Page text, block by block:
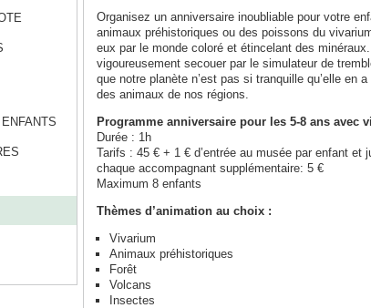
Organisez un anniversaire inoubliable pour votre
animaux préhistoriques ou des poissons du
eux par le monde coloré et étincelant des
vigoureusement secouer par le simulateur de
que notre planète n’est pas si tranquille qu’elle en
des animaux de nos régions.
Programme anniversaire pour les 5-8 ans avec
Durée : 1h
Tarifs : 45 € + 1 € d’entrée au musée par enfant et
chaque accompagnant supplémentaire: 5 €
Maximum 8 enfants
Thèmes d’animation au choix :
Vivarium
Animaux préhistoriques
Forêt
Volcans
Insectes